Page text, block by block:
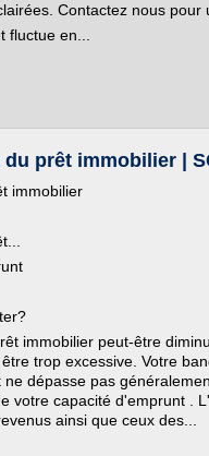
Contactez nous pour
en...
prêt immobilier |
immobilier
immobilier peut-être
trop excessive. Votre
dépasse pas
votre capacité d'emprunt .
ainsi que ceux des...